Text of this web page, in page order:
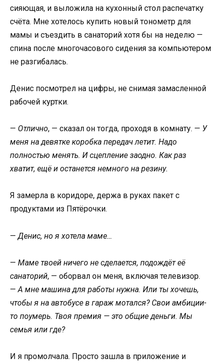
сияющая, и выложила на кухонный стол распечатку
счёта. Мне хотелось купить новый тонометр для
мамы и съездить в санаторий хотя бы на неделю —
спина после многочасового сидения за компьютером
не разгибалась.
Денис посмотрел на цифры, не снимая замасленной
рабочей куртки.
— Отлично, — сказал он тогда, проходя в комнату. — У
меня на девятке коробка передач летит. Надо
полностью менять. И сцепление заодно. Как раз
хватит, ещё и останется немного на резину.
Я замерла в коридоре, держа в руках пакет с
продуктами из Пятёрочки.
— Денис, но я хотела маме…
— Маме твоей ничего не сделается, подождёт её
санаторий, — оборвал он меня, включая телевизор.
— А мне машина для работы нужна. Или ты хочешь,
чтобы я на автобусе в гараж мотался? Свои амбиции-
то поумерь. Твоя премия — это общие деньги. Мы
семья или где?
И я промолчала. Просто зашла в приложение и